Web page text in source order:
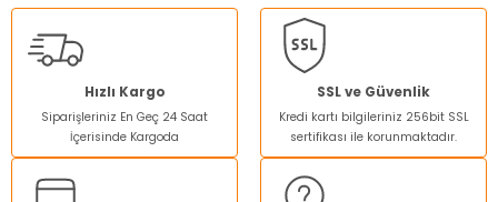
kullanarak tarafımıza iletebilirsiniz.
Görüş ve önerileriniz için teşekkür ederiz.
Ürün resmi kalitesiz, bozuk veya görüntülenemiyor.
Ürün açıklamasında eksik bilgiler bulunuyor.
Ürün bilgilerinde hatalar bulunuyor.
Ürün fiyatı diğer sitelerden daha pahalı.
Hızlı Kargo
Siparişleriniz En Geç 24 Saat
İçerisinde Kargoda
SSL ve Güvenlik
Kredi kartı bilgileriniz 256bit SSL
sertifikası ile korunmaktadır.